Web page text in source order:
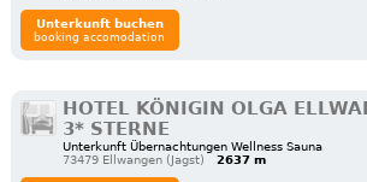
Unterkunft buchen
booking accomodation
HOTEL KÖNIGIN OLGA
3* STERNE
Unterkunft Übernachtungen Wellness Sauna
73479 Ellwangen (Jagst)
2637 m